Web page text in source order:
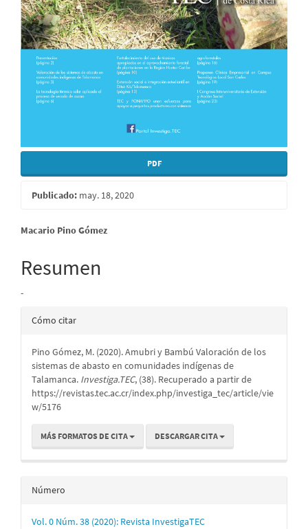
PDF
Publicado: may. 18, 2020
Contenido
principal
del
artículo
Macario Pino Gómez
Resumen
-
Detalles
artículo
Cómo citar
Pino Gómez, M. (2020). Amubri y Bambú Valoración de los
sistemas de abasto en comunidades indígenas de
Talamanca. Investiga.TEC, (38). Recuperado a partir de
https://revistas.tec.ac.cr/index.php/investiga_tec/article/vie
w/5176
MÁS FORMATOS DE CITA DESCARGAR CITA
Número
Vol. 0 Núm. 38 (2020): Revista InvestigaTEC